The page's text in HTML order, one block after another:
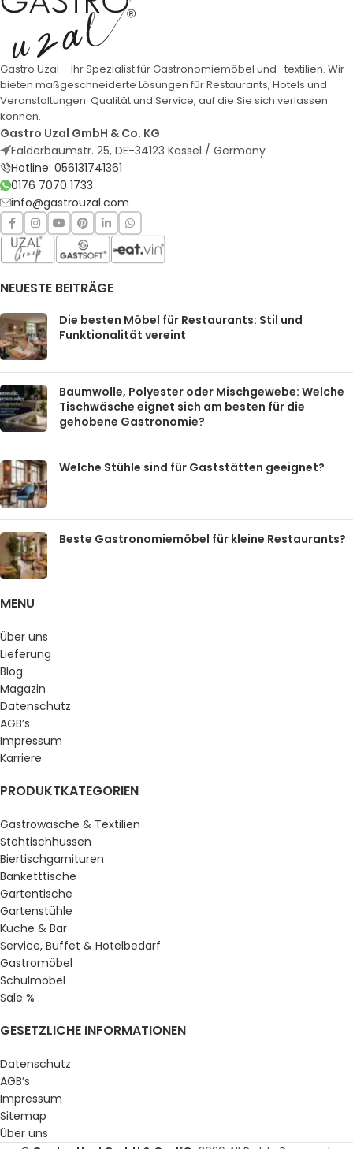
Gastro Uzal – Ihr Spezialist für Gastronomiemöbel und -textilien. Wir
bieten maßgeschneiderte Lösungen für Restaurants, Hotels und
Veranstaltungen. Qualität und Service, auf die Sie sich verlassen
können.
Gastro Uzal GmbH & Co. KG
Falderbaumstr. 25, DE-34123 Kassel / Germany
Hotline: 056131741361
0176 7070 1733
info@gastrouzal.com
NEUESTE BEITRÄGE
Die besten Möbel für Restaurants: Stil und
Funktionalität vereint
Baumwolle, Polyester oder Mischgewebe: Welche
Tischwäsche eignet sich am besten für die
gehobene Gastronomie?
Welche Stühle sind für Gaststätten geeignet?
Beste Gastronomiemöbel für kleine Restaurants?
MENU
Über uns
Lieferung
Blog
Magazin
Datenschutz
AGB’s
Impressum
Karriere
PRODUKTKATEGORIEN
Gastrowäsche & Textilien
Stehtischhussen
Biertischgarnituren
Banketttische
Gartentische
Gartenstühle
Küche & Bar
Service, Buffet & Hotelbedarf
Gastromöbel
Schulmöbel
Sale %
GESETZLICHE INFORMATIONEN
Datenschutz
AGB’s
Impressum
Sitemap
Über uns